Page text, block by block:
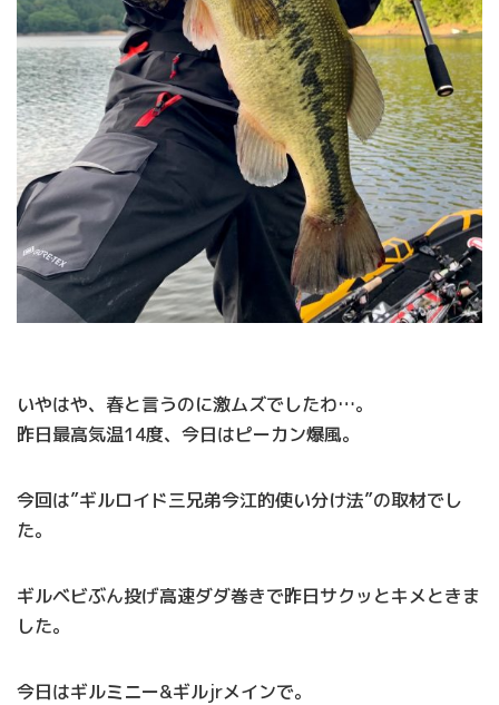
いやはや、春と言うのに激ムズでしたわ…。
昨日最高気温14度、今日はピーカン爆風。
今回は”ギルロイド三兄弟今江的使い分け法”の取材でし
た。
ギルベビぶん投げ高速ダダ巻きで昨日サクッとキメときま
した。
今日はギルミニー&ギルjrメインで。